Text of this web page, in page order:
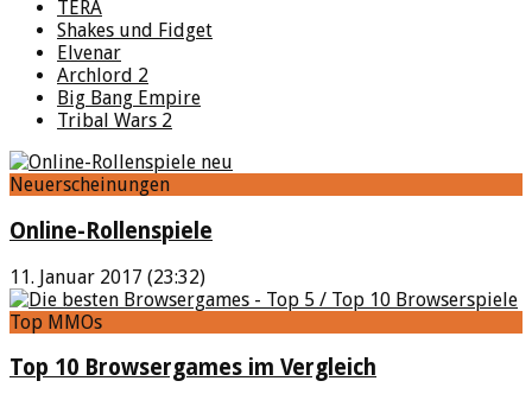
TERA
Shakes und Fidget
Elvenar
Archlord 2
Big Bang Empire
Tribal Wars 2
Neuerscheinungen
Online-Rollenspiele
11. Januar 2017 (23:32)
Top MMOs
Top 10 Browsergames im Vergleich